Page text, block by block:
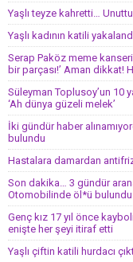
Yaşlı teyze kahretti…
Yaşlı kadının katili
Serap Paköz meme
bir parçası!’ Aman dikkat!
Süleyman Toplusoy’un 10
‘Ah dünya güzeli melek’
İki gündür haber
bulundu
Hastalara damardan
Son dakika… 3 gündür
Otomobilinde öl*ü bulundu
Genç kız 17 yıl önce
enişte her şeyi itiraf etti
Yaşlı çiftin katili hurdacı